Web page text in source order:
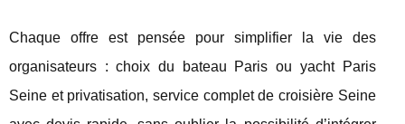
Chaque offre est pensée pour simplifier la vie des
organisateurs : choix du bateau Paris ou yacht Paris
Seine et privatisation, service complet de croisière Seine